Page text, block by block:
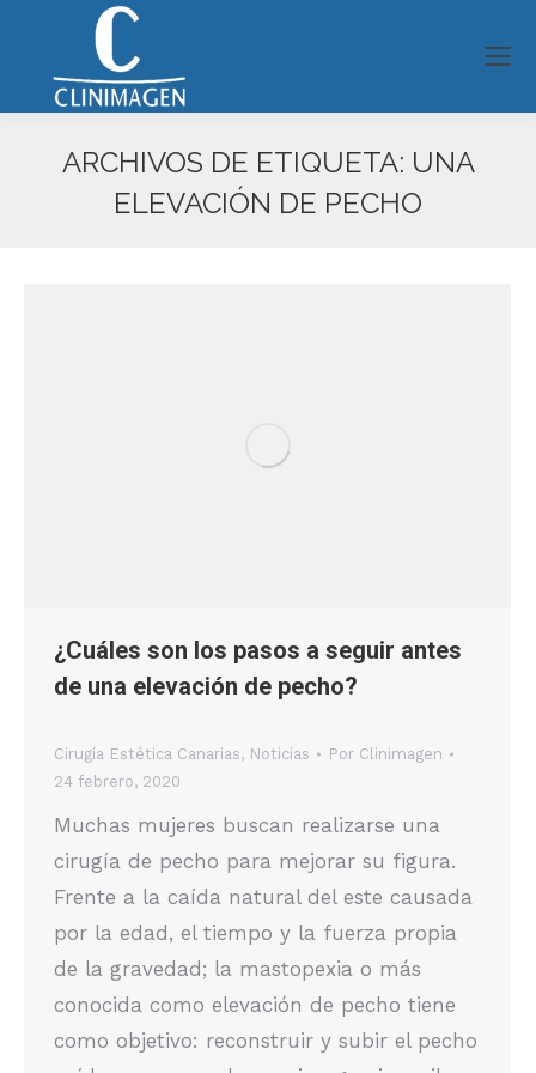
ARCHIVOS DE ETIQUETA: UNA
ELEVACIÓN DE PECHO
¿Cuáles son los pasos a seguir antes
de una elevación de pecho?
Cirugía Estética Canarias, Noticias Por Clinimagen
24 febrero, 2020
Muchas mujeres buscan realizarse una
cirugía de pecho para mejorar su figura.
Frente a la caída natural del este causada
por la edad, el tiempo y la fuerza propia
de la gravedad; la mastopexia o más
conocida como elevación de pecho tiene
como objetivo: reconstruir y subir el pecho